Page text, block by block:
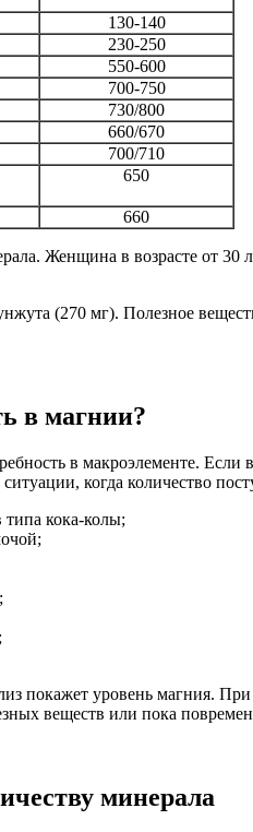
130-140
230-250
550-600
700-750
730/800
660/670
700/710
650
660
Женщина в возрасте от
(270 мг). Полезное
в магнии?
в макроэлементе.
когда количество
типа кока-колы;
покажет уровень магния.
веществ или пока
минерала